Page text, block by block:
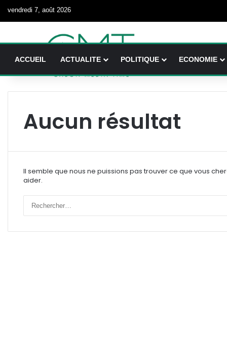
vendredi 7, août 2026
ACCUEIL ACTUALITE POLITIQUE ECONOMIE
Aucun résultat
Il semble que nous ne puissions pas trouver ce que vous
aider.